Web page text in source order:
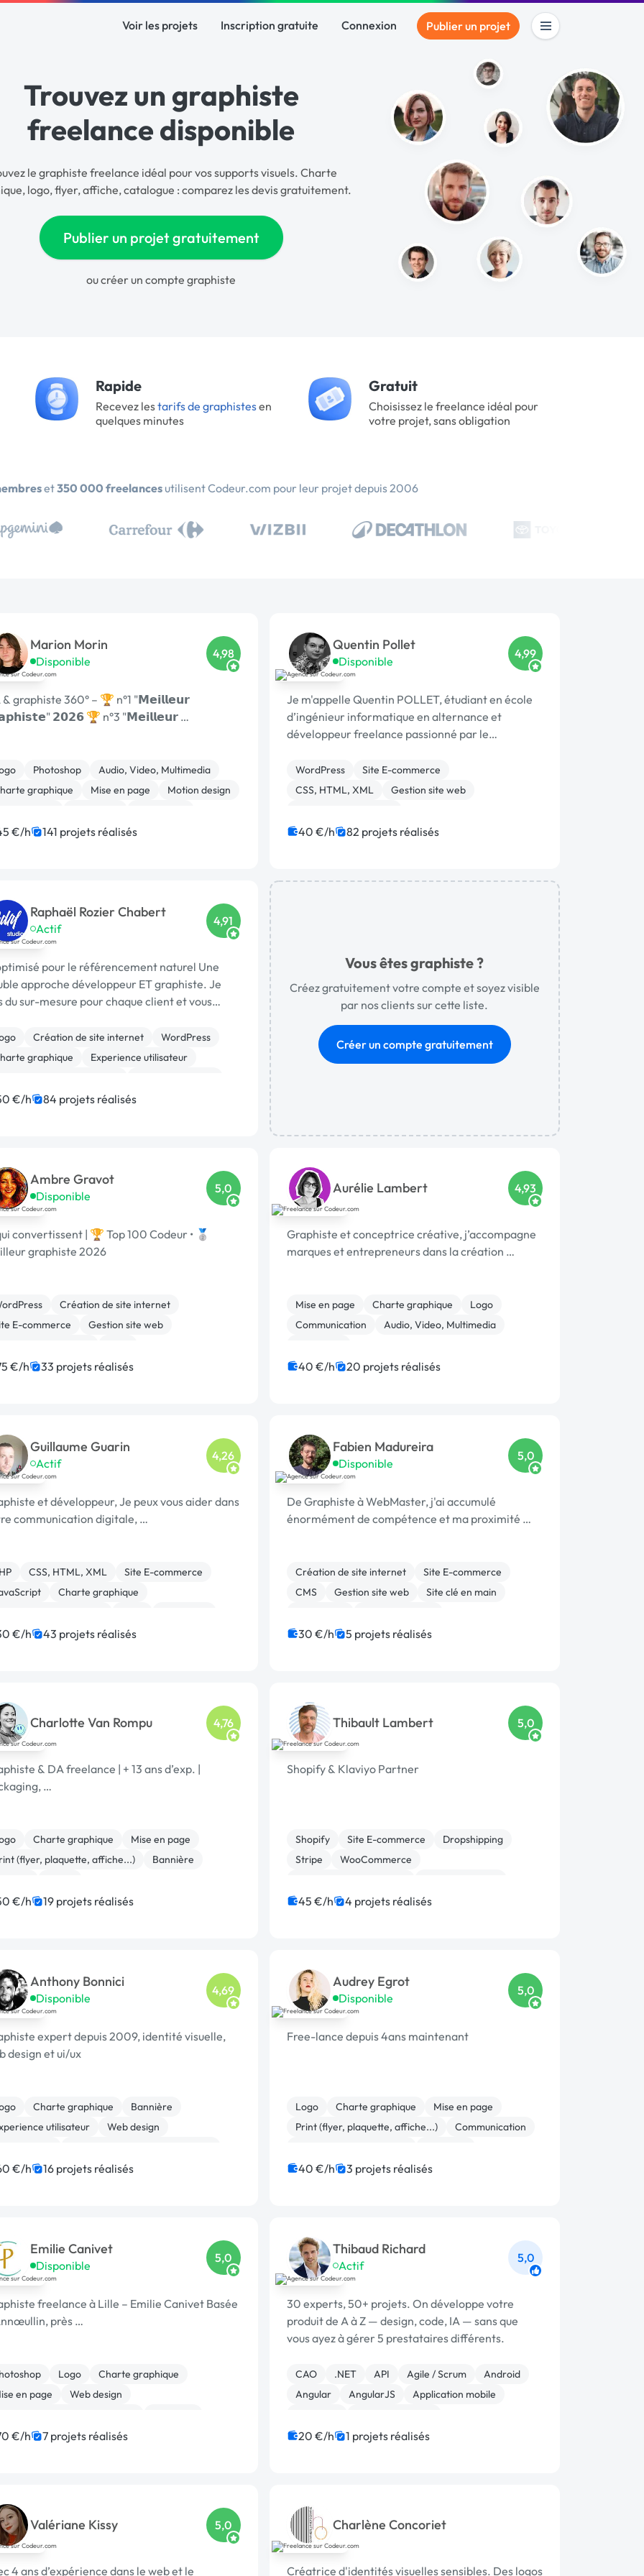
Voir les projets Inscription gratuite Connexion Publier un projet
Trouvez un graphiste
freelance disponible
le graphiste freelance idéal pour vos supports visuels. Charte
logo, flyer, affiche, catalogue : comparez les devis gratuitement.
Publier un projet gratuitement
oucréer un compte graphiste
Rapide
Recevez lestarifs de graphistesen
quelques minutes
Gratuit
Choisissez le freelance idéal pour
votre projet, sans obligation
et350 000 freelancesutilisent Codeur.com pour leur projet depuis 2006
Marion Morin
Disponible
4,98
& graphiste 360° – 🏆 n°1 "𝗠𝗲𝗶𝗹𝗹𝗲𝘂𝗿
𝟮𝟬𝟮𝟲 🏆 n°3 "𝗠𝗲𝗶𝗹𝗹𝗲𝘂𝗿 …
Photoshop
Audio, Video, Multimedia
graphique
Mise en page
Motion design
de site internet
€/h 141 projets réalisés
Quentin Pollet
Disponible
4,99
Je m'appelle Quentin POLLET, étudiant en école
d’ingénieur informatique en alternance et
développeur freelance passionné par le
technologies.
WordPress
Site E-commerce
CSS, HTML, XML
Gestion site web
Migration ou refonte de site
Site clé en main
40 €/h 82 projets réalisés
Raphaël Rozier Chabert
Actif
4,91
pour le référencement naturel Une
approche développeur ET graphiste. Je
du sur-mesure pour chaque client et vous
Création de site internet
WordPress
graphique
Experience utilisateur
HTML, XML
Photoshop
€/h 84 projets réalisés
Vous êtes graphiste ?
Créez gratuitement votre compte et soyez visible
par nos clients sur cette liste.
Créer un compte gratuitement
Ambre Gravot
Disponible
5,0
convertissent | 🏆 Top 100 Codeur • 🥈
graphiste 2026
Création de site internet
E-commerce
Gestion site web
ou refonte de site
€/h 33 projets réalisés
Aurélie Lambert 4,93
Graphiste et conceptrice créative, j’accompagne
marques et entrepreneurs dans la création …
Mise en page Charte graphique
Logo
Communication
Audio, Video, Multimedia
40 €/h 20 projets réalisés
Guillaume Guarin
Actif
4,26
et développeur, Je peux vous aider dans
communication digitale, …
CSS, HTML, XML
Site E-commerce
Charte graphique
Boutons
€/h 43 projets réalisés
Fabien Madureira
Disponible
5,0
De Graphiste à WebMaster, j'ai accumulé
énormément de compétence et ma proximité …
Création de site internet
Site E-commerce
CMS
Gestion site web
Site clé en main
Développement spécifique
30 €/h 5 projets réalisés
Charlotte Van Rompu 4,76
& DA freelance | + 13 ans d’exp. |
…
Charte graphique
Mise en page
(flyer, plaquette, affiche...)
Bannière
€/h 19 projets réalisés
Thibault Lambert 5,0
Shopify & Klaviyo Partner
Shopify Site E-commerce
Dropshipping
Stripe
WooCommerce
Migration ou refonte de site
45 €/h 4 projets réalisés
Anthony Bonnici
Disponible
4,69
expert depuis 2009, identité visuelle,
design et ui/ux
Charte graphique
Bannière
utilisateur
Web design
€/h 16 projets réalisés
Audrey Egrot
Disponible
5,0
Free-lance depuis 4ans maintenant
Logo Charte graphique
Mise en page
Print (flyer, plaquette, affiche...)
Communication
Motion design
40 €/h 3 projets réalisés
Emilie Canivet
Disponible
5,0
freelance à Lille – Emilie Canivet Basée
près …
Logo
Charte graphique
en page
Web design
design
Création ou conversion ebook
€/h 7 projets réalisés
Thibaud Richard
Actif
5,0
30 experts, 50+ projets. On développe votre
produit de A à Z — design, code, IA — sans que
vous ayez à gérer 5 prestataires différents.
CAO .NET API Agile / Scrum
Android
Angular
AngularJS
Application mobile
20 €/h 1 projets réalisés
Valériane Kissy 5,0
4 ans d’expérience dans le web et le
Charlène Concoriet
Créatrice d'identités visuelles sensibles. Des logos